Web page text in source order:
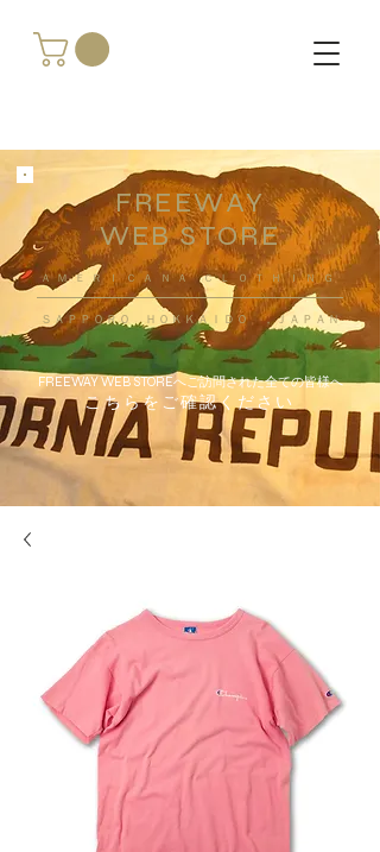
FREEWAY
WEB STORE
​ＡＭＥＲＩＣＡＮＡ ＣＬＯＴＨＩＮＧ
ＳＡＰＰＯＲＯ ＨＯＫＫＡＩＤＯ ，ＪＡＰＡＮ
FREEWAY WEB STOREへご訪問された全ての皆様へ
こちらをご確認ください